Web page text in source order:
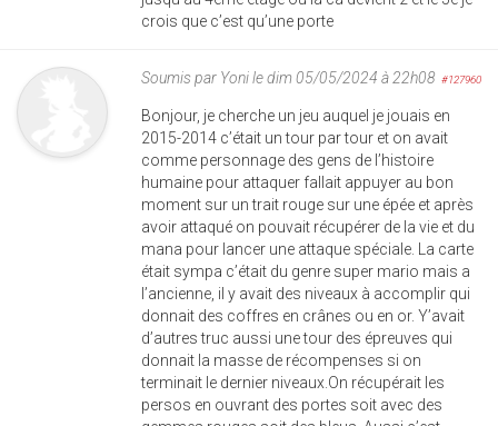
crois que c’est qu’une porte
Soumis par Yonile dim 05/05/2024 à 22h08 #127960
Bonjour, je cherche un jeu auquel je jouais en
2015-2014 c’était un tour par tour et on avait
comme personnage des gens de l’histoire
humaine pour attaquer fallait appuyer au bon
moment sur un trait rouge sur une épée et après
avoir attaqué on pouvait récupérer de la vie et du
mana pour lancer une attaque spéciale. La carte
était sympa c’était du genre super mario mais a
l’ancienne, il y avait des niveaux à accomplir qui
donnait des coffres en crânes ou en or. Y’avait
d’autres truc aussi une tour des épreuves qui
donnait la masse de récompenses si on
terminait le dernier niveaux.On récupérait les
persos en ouvrant des portes soit avec des